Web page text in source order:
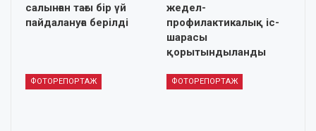
салынған тағы бір үй
пайдалануға берілді
жедел-
профилактикалық іс-
шарасы
қорытындыланды
ФОТОРЕПОРТАЖ ФОТОРЕПОРТАЖ